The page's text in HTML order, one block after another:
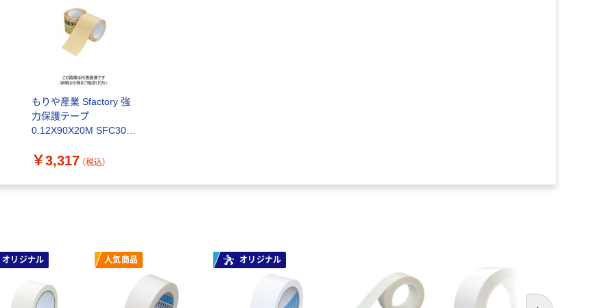
もりや産業 Sfactory 強
力保護テープ
0.12X90X20M SFC301
￥3,317 （税込）
オリジナル 人気商品 オリジナル